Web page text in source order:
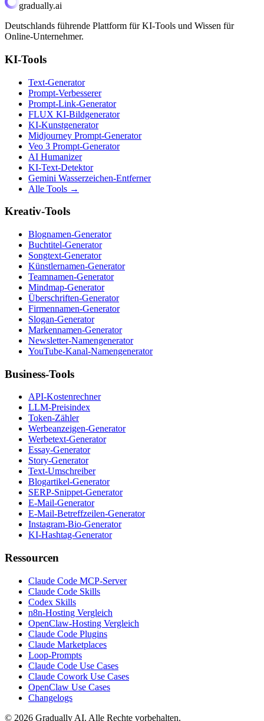
gradually.ai
Deutschlands führende Plattform für KI-Tools und Wissen für
Online-Unternehmer.
KI-Tools
Text-Generator
Prompt-Verbesserer
Prompt-Link-Generator
FLUX KI-Bildgenerator
KI-Kunstgenerator
Midjourney Prompt-Generator
Veo 3 Prompt-Generator
AI Humanizer
KI-Text-Detektor
Gemini Wasserzeichen-Entferner
Alle Tools →
Kreativ-Tools
Blognamen-Generator
Buchtitel-Generator
Songtext-Generator
Künstlernamen-Generator
Teamnamen-Generator
Mindmap-Generator
Überschriften-Generator
Firmennamen-Generator
Slogan-Generator
Markennamen-Generator
Newsletter-Namengenerator
YouTube-Kanal-Namengenerator
Business-Tools
API-Kostenrechner
LLM-Preisindex
Token-Zähler
Werbeanzeigen-Generator
Werbetext-Generator
Essay-Generator
Story-Generator
Text-Umschreiber
Blogartikel-Generator
SERP-Snippet-Generator
E-Mail-Generator
E-Mail-Betreffzeilen-Generator
Instagram-Bio-Generator
KI-Hashtag-Generator
Ressourcen
Claude Code MCP-Server
Claude Code Skills
Codex Skills
n8n-Hosting Vergleich
OpenClaw-Hosting Vergleich
Claude Code Plugins
Claude Marketplaces
Loop-Prompts
Claude Code Use Cases
Claude Cowork Use Cases
OpenClaw Use Cases
Changelogs
© 2026 Gradually AI. Alle Rechte vorbehalten.